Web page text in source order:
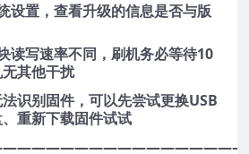
设置，查看升级的信息是否与版
读写速率不同，刷机务必等待10
其他干扰
识别固件，可以先尝试更换USB
重新下载固件试试